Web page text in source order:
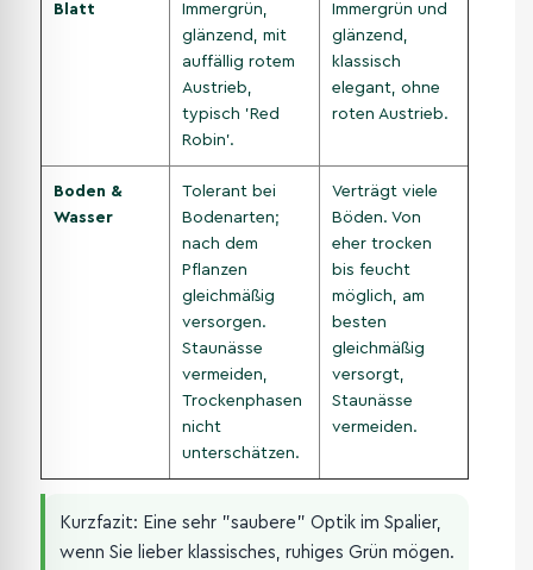
Blatt
Immergrün,
glänzend, mit
auffällig rotem
Austrieb,
typisch 'Red
Robin'.
Immergrün und
glänzend,
klassisch
elegant, ohne
roten Austrieb.
Boden &
Wasser
Tolerant bei
Bodenarten;
nach dem
Pflanzen
gleichmäßig
versorgen.
Staunässe
vermeiden,
Trockenphasen
nicht
unterschätzen.
Verträgt viele
Böden. Von
eher trocken
bis feucht
möglich, am
besten
gleichmäßig
versorgt,
Staunässe
vermeiden.
Kurzfazit: Eine sehr "saubere" Optik im Spalier,
wenn Sie lieber klassisches, ruhiges Grün mögen.